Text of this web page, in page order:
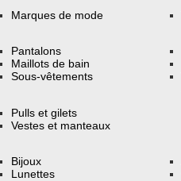
Marques de mode
Pantalons
Maillots de bain
Sous-vêtements
Pulls et gilets
Vestes et manteaux
Bijoux
Lunettes